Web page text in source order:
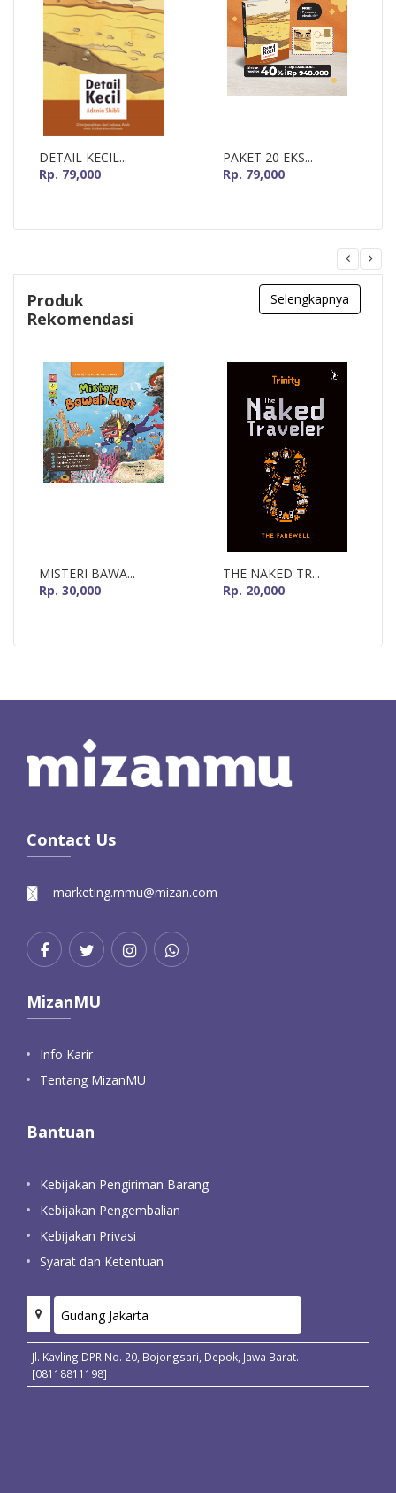
DETAIL KECIL...
Rp. 79,000
PAKET 20 EKS...
Rp. 79,000
Produk
Rekomendasi
Selengkapnya
MISTERI BAWA...
Rp. 30,000
THE NAKED TR...
Rp. 20,000
Contact Us
marketing.mmu@mizan.com
MizanMU
Info Karir
Tentang MizanMU
Bantuan
Kebijakan Pengiriman Barang
Kebijakan Pengembalian
Kebijakan Privasi
Syarat dan Ketentuan
Jl. Kavling DPR No. 20, Bojongsari, Depok, Jawa Barat.
[08118811198]